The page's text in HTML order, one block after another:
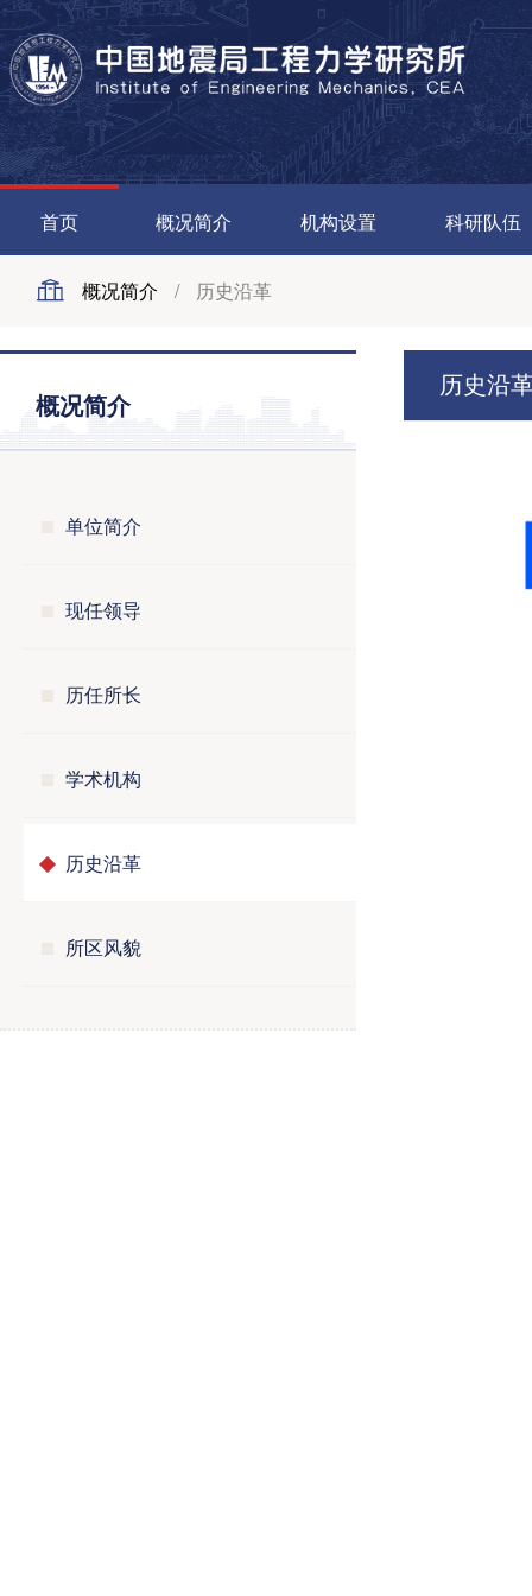
首页 概况简介 机构设置 科研队伍
概况简介 / 历史沿革
概况简介
单位简介
现任领导
历任所长
学术机构
历史沿革
所区风貌
历史沿